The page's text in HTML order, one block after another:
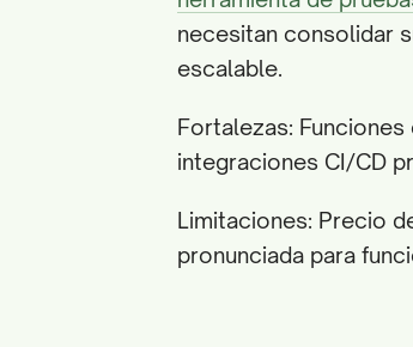
necesitan consolidar
escalable.
Fortalezas:
integraciones CI/CD
Limitaciones: Precio
pronunciada para